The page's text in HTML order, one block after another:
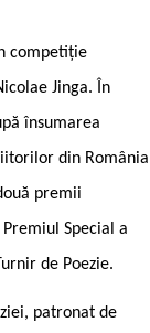
competiție
Jinga. În
însumarea
din România
premii
Special a
de Poezie.
patronat de